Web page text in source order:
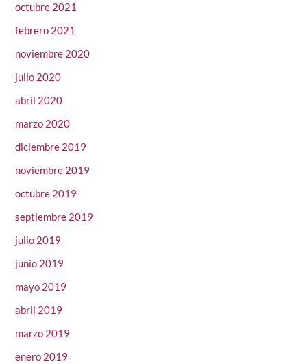
octubre 2021
febrero 2021
noviembre 2020
julio 2020
abril 2020
marzo 2020
diciembre 2019
noviembre 2019
octubre 2019
septiembre 2019
julio 2019
junio 2019
mayo 2019
abril 2019
marzo 2019
enero 2019